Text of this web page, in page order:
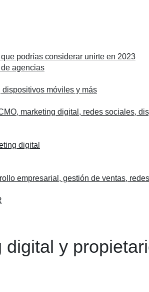
podrías considerar unirte en 2023
agencias
móviles y más
marketing digital, redes sociales,
digital
empresarial, gestión de ventas,
y